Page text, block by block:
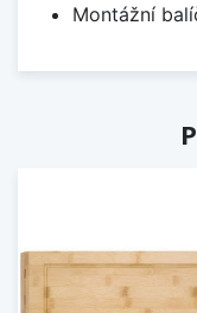
Montážní